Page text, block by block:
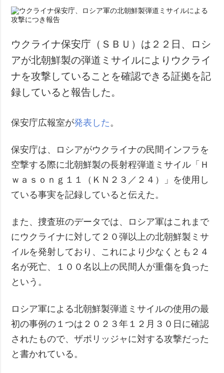
経済・復興
防衛
社会・文化
スポーツ
犯罪
事故・緊急事態
特集
写真
動画
ウクライナ保安庁（ＳＢＵ）は２２日、ロシ
アが北朝鮮製の弾道ミサイルによりウクライ
ナを攻撃していることを確認できる証拠を記
録していると報告した。
保安庁広報室が発表した 。
保安庁は、ロシアがウクライナの民間インフラを
空撃する際に北朝鮮製の長射程弾道ミサイル「Ｈ
ｗａｓｏｎｇ１１（ＫＮ２３／２４）」を使用し
ている事実を記録していると伝えた。
また、捜査班のデータでは、ロシア軍はこれまで
にウクライナに対して２０弾以上の北朝鮮製ミサ
イルを発射しており、これにより少なくとも２４
名が死亡、１００名以上の民間人が重傷を負った
という。
ロシア軍による北朝鮮製弾道ミサイルの使用の最
初の事例の１つは２０２３年１２月３０日に確認
されたもので、ザポリッジャに対する攻撃だった
と書かれている。